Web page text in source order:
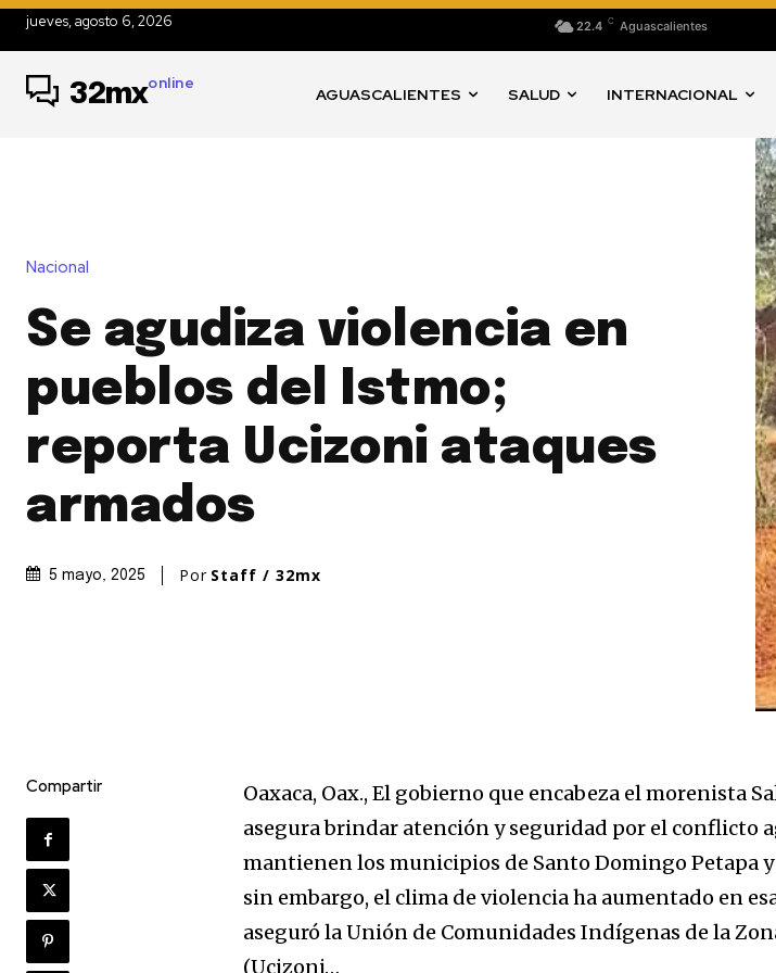
Para suscribirte, solo escribe tu dirección de correo eletrónico y da
click en el botón de "suscribir". No te preocupes, respetamos tu
privacidad y no enviaremos correo basura a tu INBOX. Tu
está segura con nosotros.
22.4 C Aguascalientes
jueves, agosto 6, 2026
32mxonline
AGUASCALIENTES SALUD INTERNACIONAL
Nacional
Se agudiza violencia en
pueblos del Istmo;
reporta Ucizoni ataques
armados
5 mayo, 2025 Por Staff / 32mx
Compartir
Oaxaca, Oax., El gobierno que encabeza el morenista
asegura brindar atención y seguridad por el conflicto
mantienen los municipios de Santo Domingo Petapa y
sin embargo, el clima de violencia ha aumentado en
aseguró la Unión de Comunidades Indígenas de la
(Ucizoni…